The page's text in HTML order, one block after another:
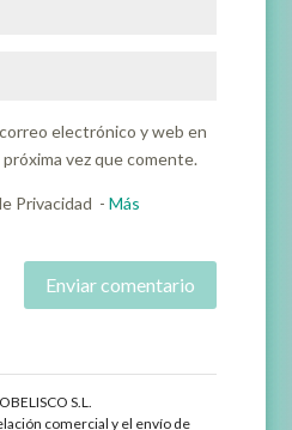
electrónico y web en
vez que comente.
Privacidad - Más
Enviar comentario
S.L.
comercial y el envío de